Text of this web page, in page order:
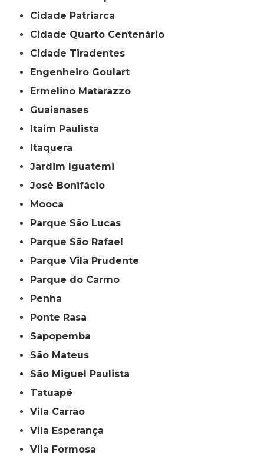
Cidade Patriarca
Cidade Quarto Centenário
Cidade Tiradentes
Engenheiro Goulart
Ermelino Matarazzo
Guaianases
Itaim Paulista
Itaquera
Jardim Iguatemi
José Bonifácio
Mooca
Parque São Lucas
Parque São Rafael
Parque Vila Prudente
Parque do Carmo
Penha
Ponte Rasa
Sapopemba
São Mateus
São Miguel Paulista
Tatuapé
Vila Carrão
Vila Esperança
Vila Formosa